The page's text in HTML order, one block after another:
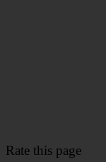
Rate this page